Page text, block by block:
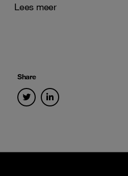
Lees meer
Share